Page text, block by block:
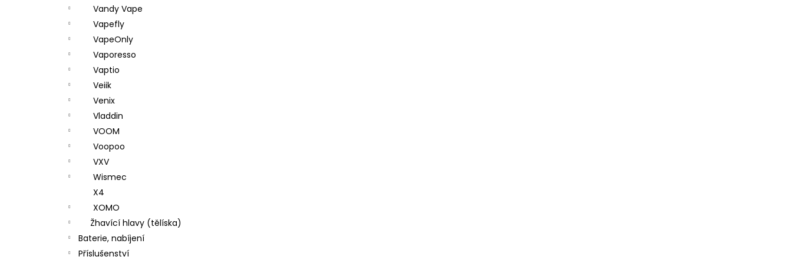
Vandy Vape
Vapefly
VapeOnly
Vaporesso
Vaptio
Veiik
Venix
Vladdin
VOOM
Voopoo
VXV
Wismec
X4
XOMO
Žhavící hlavy (tělíska)
Baterie, nabíjení
Příslušenství